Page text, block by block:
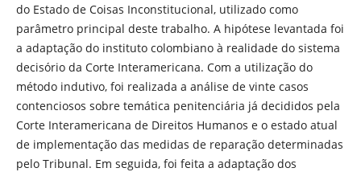
do Estado de Coisas Inconstitucional, utilizado como
parâmetro principal deste trabalho. A hipótese levantada foi
a adaptação do instituto colombiano à realidade do sistema
decisório da Corte Interamericana. Com a utilização do
método indutivo, foi realizada a análise de vinte casos
contenciosos sobre temática penitenciária já decididos pela
Corte Interamericana de Direitos Humanos e o estado atual
de implementação das medidas de reparação determinadas
pelo Tribunal. Em seguida, foi feita a adaptação dos